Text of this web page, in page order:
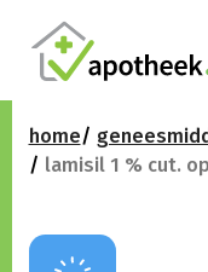
home
lamisil 1 % cut.